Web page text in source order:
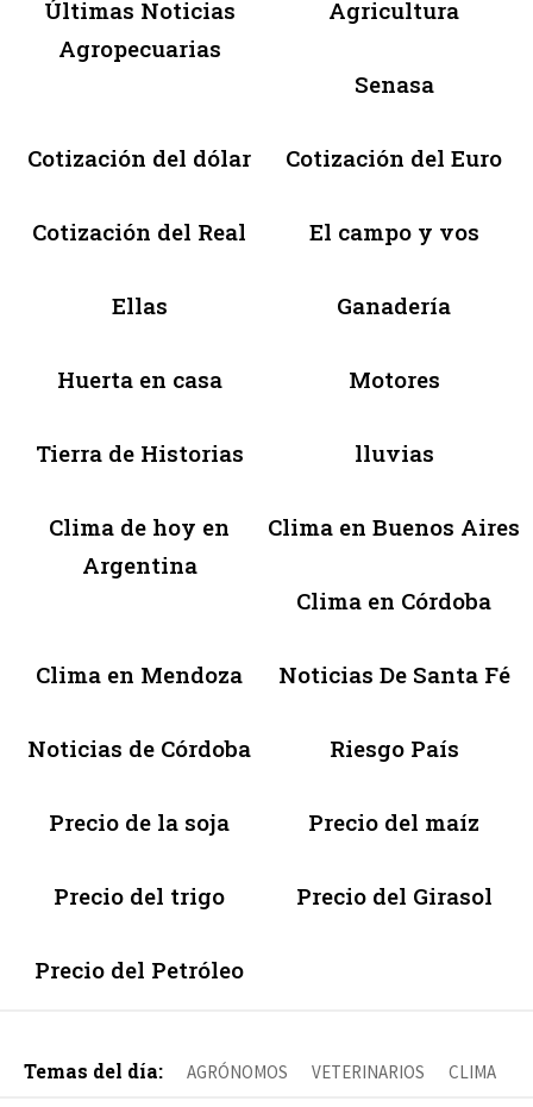
Últimas Noticias
Agropecuarias
Agricultura
Senasa
Cotización del dólar Cotización del Euro
Cotización del Real El campo y vos
Ellas Ganadería
Huerta en casa Motores
Tierra de Historias lluvias
Clima de hoy en
Argentina
Clima en Buenos Aires
Clima en Córdoba
Clima en Mendoza Noticias De Santa Fé
Noticias de Córdoba Riesgo País
Precio de la soja Precio del maíz
Precio del trigo Precio del Girasol
Precio del Petróleo
Temas del día: AGRÓNOMOS VETERINARIOS CLIMA